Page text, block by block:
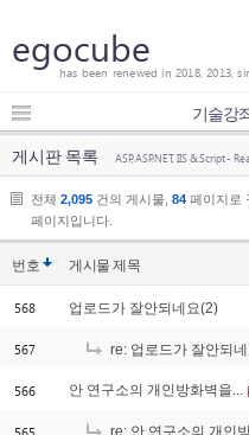
egocube
has been renewed in 2018, 2013,
기술강
게시판 목록 ASP, ASP.NET, IIS & Script -
전체 2,095 건의 게시물, 84 페이지로
페이지입니다.
번호 게시물제목
568 업로드가 잘안되네요(2)
567 re: 업로드가 잘안되
566 안 연구소의 개인방화벽을...
re: 안 연구소의 개인방화